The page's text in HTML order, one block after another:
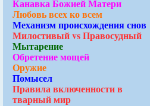
Канавка Божией Матери
Любовь всех ко всем
Механизм происхождения снов
Милостивый vs Правосудный
Мытарение
Обретение мощей
Оружие
Помысел
Правила включенности в
тварный мир